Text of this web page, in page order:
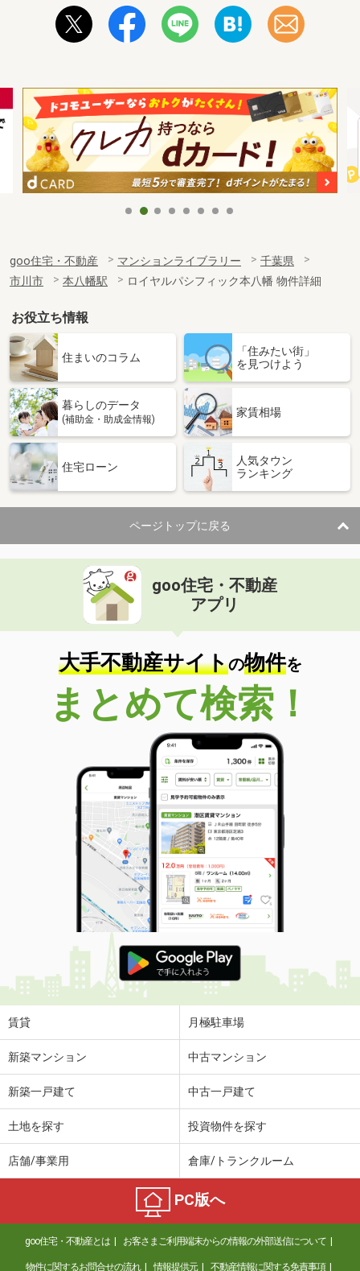
goo住宅・不動産 マンションライブラリー
千葉県
市川市
本八幡駅 ロイヤルパシフィック本八幡 物件詳細
お役立ち情報
住まいのコラム
「住みたい街」
を見つけよう
暮らしのデータ
(補助金・助成金情報)
家賃相場
住宅ローン
人気タウン
ランキング
ページトップに戻る
goo住宅・不動産
アプリ
大手不動産サイトの物件を
まとめて検索！
賃貸 月極駐車場
新築マンション 中古マンション
新築一戸建て 中古一戸建て
土地を探す 投資物件を探す
店舗/事業用 倉庫/トランクルーム
PC版へ
goo住宅・不動産とは お客さまご利用端末からの情報の外部送信について
物件に関するお問合せの流れ 情報提供元 不動産情報に関する免責事項